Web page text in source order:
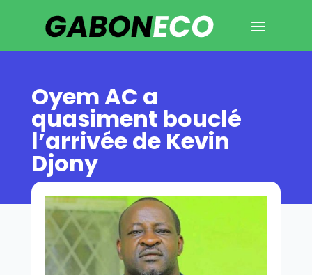
Oyem AC a
quasiment bouclé
l’arrivée de Kevin
Djony